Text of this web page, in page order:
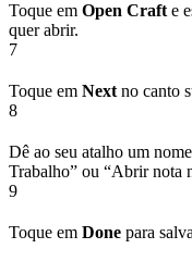
Toque em Open Craft e
quer abrir.
7
Toque em Next no canto
8
Dê ao seu atalho um
Trabalho” ou “Abrir nota
9
Toque em Done para